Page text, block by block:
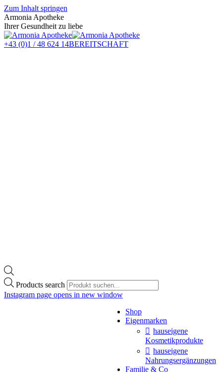
Zum Inhalt springen
Armonia Apotheke
Ihrer Gesundheit zu liebe
+43 (0)1 / 48 624 14BEREITSCHAFT
Products search
Instagram page opens in new window
Shop
Eigenmarken
hauseigene
Kosmetikprodukte
hauseigene
Nahrungsergänzungen
Familie & Co